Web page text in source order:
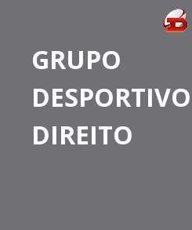
GRUPO
DIREITO